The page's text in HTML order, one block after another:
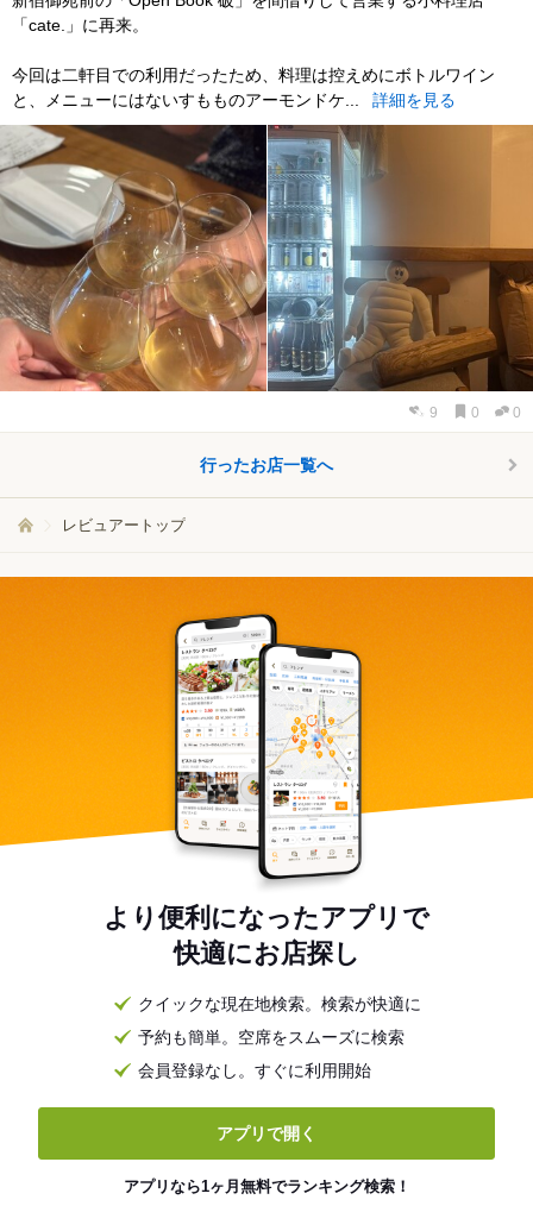
「cate.」に再来。
今回は二軒目での利用だったため、料理は控えめにボトルワイン
と、メニューにはないすもものアーモンドケ...
詳細を見る
9 0 0
行ったお店一覧へ
レビュアートップ
より便利になったアプリで
快適にお店探し
クイックな現在地検索。検索が快適に
予約も簡単。空席をスムーズに検索
会員登録なし。すぐに利用開始
アプリで開く
アプリなら1ヶ月無料でランキング検索！